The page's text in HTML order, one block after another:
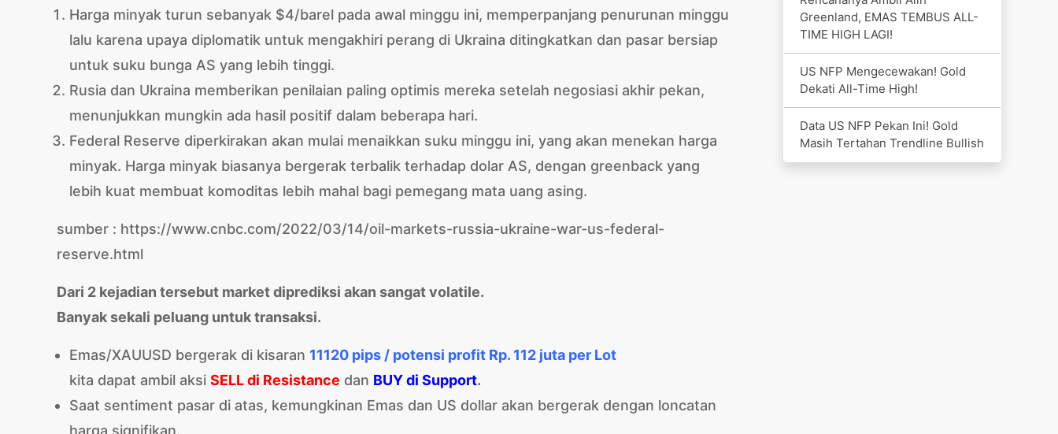
Harga minyak turun sebanyak $4/barel pada awal minggu ini, memperpanjang penurunan minggu
lalu karena upaya diplomatik untuk mengakhiri perang di Ukraina ditingkatkan dan pasar bersiap
untuk suku bunga AS yang lebih tinggi.
Rusia dan Ukraina memberikan penilaian paling optimis mereka setelah negosiasi akhir pekan,
menunjukkan mungkin ada hasil positif dalam beberapa hari.
Federal Reserve diperkirakan akan mulai menaikkan suku minggu ini, yang akan menekan harga
minyak. Harga minyak biasanya bergerak terbalik terhadap dolar AS, dengan greenback yang
lebih kuat membuat komoditas lebih mahal bagi pemegang mata uang asing.
sumber : https://www.cnbc.com/2022/03/14/oil-markets-russia-ukraine-war-us-federal-
reserve.html
Dari 2 kejadian tersebut market diprediksi akan sangat volatile.
Banyak sekali peluang untuk transaksi.
Emas/XAUUSD bergerak di kisaran 11120 pips / potensi profit Rp. 112 juta per Lot
kita dapat ambil aksi SELL di Resistance dan BUY di Support.
Saat sentiment pasar di atas, kemungkinan Emas dan US dollar akan bergerak dengan loncatan
harga signifikan.
Greenland, EMAS TEMBUS ALL-
TIME HIGH LAGI!
US NFP Mengecewakan! Gold
Dekati All-Time High!
Data US NFP Pekan Ini! Gold
Masih Tertahan Trendline Bullish